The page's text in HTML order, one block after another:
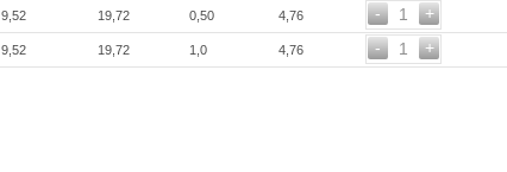
9,52 19,72 0,50 4,76 +
- 1
9,52 19,72 1,0 4,76 +
- 1